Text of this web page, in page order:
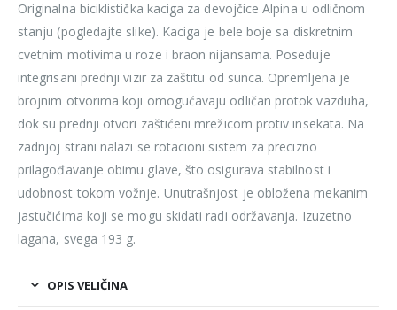
Originalna biciklistička kaciga za devojčice Alpina u odličnom
stanju (pogledajte slike). Kaciga je bele boje sa diskretnim
cvetnim motivima u roze i braon nijansama. Poseduje
integrisani prednji vizir za zaštitu od sunca. Opremljena je
brojnim otvorima koji omogućavaju odličan protok vazduha,
dok su prednji otvori zaštićeni mrežicom protiv insekata. Na
zadnjoj strani nalazi se rotacioni sistem za precizno
prilagođavanje obimu glave, što osigurava stabilnost i
udobnost tokom vožnje. Unutrašnjost je obložena mekanim
jastučićima koji se mogu skidati radi održavanja. Izuzetno
lagana, svega 193 g.
OPIS VELIČINA